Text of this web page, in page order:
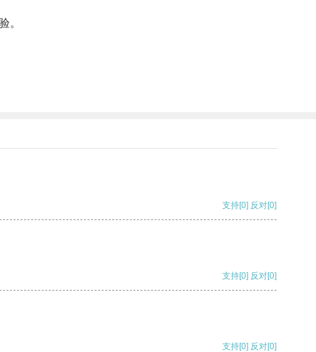
。
支持[0] 反对[0]
支持[0] 反对[0]
支持[0] 反对[0]